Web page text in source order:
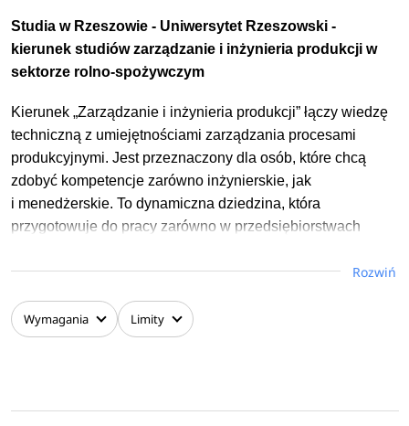
zna zasady racjonalnego żywienia człowieka oraz związek
pomiędzy jakością i ilością spożywanej żywności a stanem
zdrowia społeczeństwa.
Ma wiedzę na temat systemów zapewnienia jakości
żywności oraz potrafi je wdrażać. Ponadto dysponuje
umiejętnościami z zakresu posługiwania się technikami
komputerowymi w celu sterowania produkcją
i przedsiębiorstwem. Kompetencje społeczne, którymi
legitymuje się absolwent sprawiają, że jest gotów do
współczesnego rynku pracy, zakładania własnej
interdyscyplinarnej. Jest przygotowany do pracy na
stanowiskach inżynierskich i kierowniczych we wszystkich
Studia w Rzeszowie - Uniwersytet Rzeszowski -
kierunek studiów zarządzanie i inżynieria produkcji w
sektorze rolno-spożywczym
Kierunek „Zarządzanie i inżynieria produkcji” łączy wiedzę
techniczną z umiejętnościami zarządzania procesami
produkcyjnymi. Jest przeznaczony dla osób, które chcą
zdobyć kompetencje zarówno inżynierskie, jak
i menedżerskie. To dynamiczna dziedzina, która
przygotowuje do pracy zarówno w przedsiębiorstwach
badawczo-rozwojowych.
Dlaczego warto wybrać ten kierunek?
Rozwiń
Wymagania Limity